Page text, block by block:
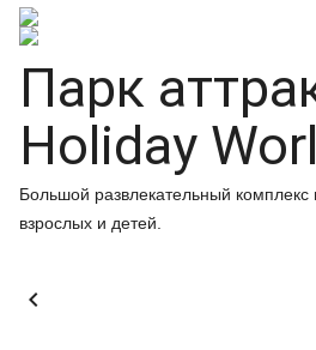
Парк
Holiday
Большой развлекательный комплекс
взрослых и детей.
